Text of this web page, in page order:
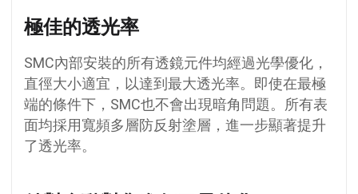
極佳的透光率
SMC內部安裝的所有透鏡元件均經過光學優化，
直徑大小適宜，以達到最大透光率。即使在最極
端的條件下，SMC也不會出現暗角問題。所有表
面均採用寬頻多層防反射塗層，進一步顯著提升
了透光率。